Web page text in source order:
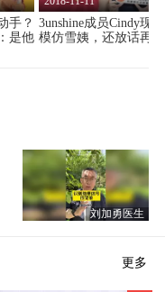
手？
是他
3unshine成员Cindy现场
模仿雪姨，还放话再也
刘加勇医生
更多